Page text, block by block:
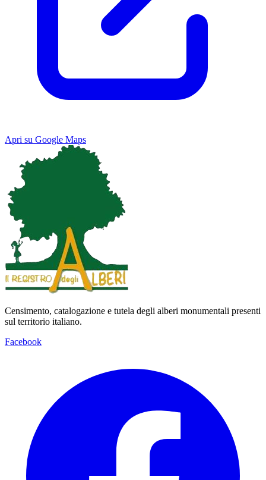
Apri su Google Maps
Map Satellite
Keyboard shortcuts
Censimento, catalogazione e tutela degli alberi monumentali presenti
sul territorio italiano.
Facebook